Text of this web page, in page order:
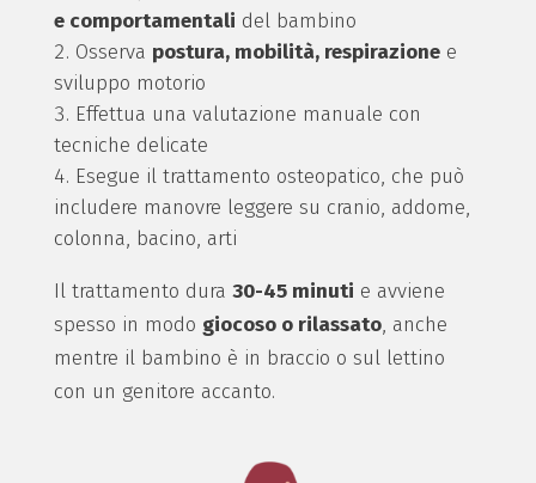
e comportamentali del bambino
Osserva postura, mobilità, respirazionee
sviluppo motorio
Effettua una valutazione manuale con
tecniche delicate
Esegue il trattamento osteopatico, che può
includere manovre leggere su cranio, addome,
colonna, bacino, arti
Il trattamento dura 30-45 minuti e avviene
spesso in modo giocoso o rilassato, anche
mentre il bambino è in braccio o sul lettino
con un genitore accanto.